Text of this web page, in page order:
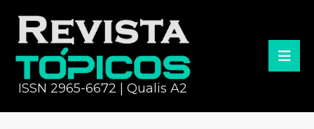
ISSN 2965-6672 | Qualis A2